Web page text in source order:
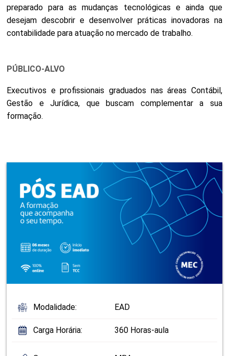
Modalidade: EAD
Carga Horária: 360 Horas-aula
preparado para as mudanças tecnológicas e ainda que
desejam descobrir e desenvolver práticas inovadoras na
contabilidade para atuação no mercado de trabalho.
PÚBLICO-ALVO
Executivos e profissionais graduados nas áreas Contábil,
Gestão e Jurídica, que buscam complementar a sua
formação.